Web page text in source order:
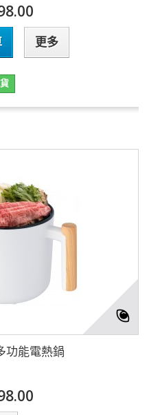
更多
功能電熱鍋